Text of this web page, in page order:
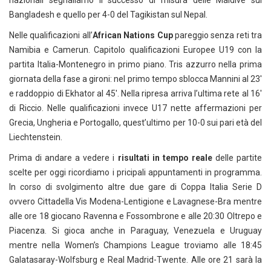
Bangladesh e quello per 4-0 del Tagikistan sul Nepal.
Nelle qualificazioni all’African Nations Cuppareggio senza reti tra
Namibia e Camerun. Capitolo qualificazioni Europee U19 con la
partita Italia-Montenegro in primo piano. Tris azzurro nella prima
giornata della fase a gironi: nel primo tempo sblocca Mannini al 23′
e raddoppio di Ekhator al 45′. Nella ripresa arriva l’ultima rete al 16′
di Riccio. Nelle qualificazioni invece U17 nette affermazioni per
Grecia, Ungheria e Portogallo, quest’ultimo per 10-0 sui pari età del
Liechtenstein.
Prima di andare a vedere i risultati in tempo reale delle partite
scelte per oggi ricordiamo i pricipali appuntamenti in programma.
In corso di svolgimento altre due gare di Coppa Italia Serie D
ovvero Cittadella Vis Modena-Lentigione e Lavagnese-Bra mentre
alle ore 18 giocano Ravenna e Fossombrone e alle 20:30 Oltrepo e
Piacenza. Si gioca anche in Paraguay, Venezuela e Uruguay
mentre nella Women’s Champions League troviamo alle 18:45
Galatasaray-Wolfsburg e Real Madrid-Twente. Alle ore 21 sarà la